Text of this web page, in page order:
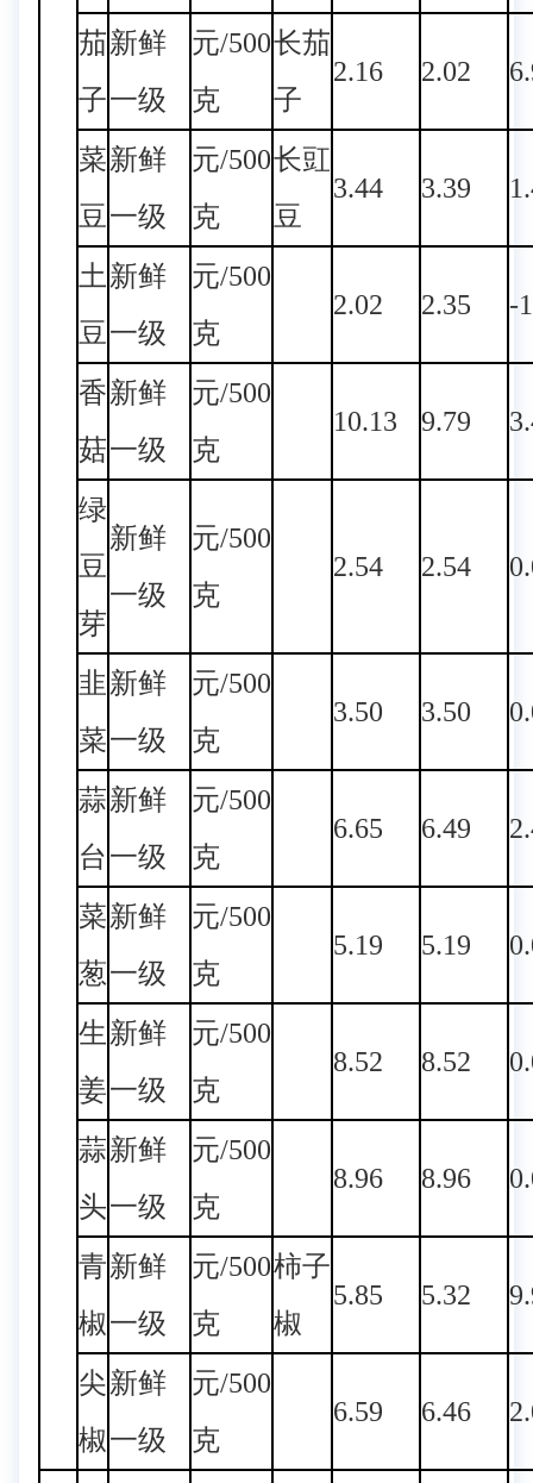
茄
子
新鲜
一级
元/500
克
长茄
子
2.16 2.02
菜
豆
新鲜
一级
元/500
克
长豇
豆
3.44 3.39
土
豆
新鲜
一级
元/500
克
2.02 2.35 -
香
菇
新鲜
一级
元/500
克
10.13 9.79
绿
豆
芽
新鲜
一级
元/500
克
2.54 2.54
韭
菜
新鲜
一级
元/500
克
3.50 3.50
蒜
台
新鲜
一级
元/500
克
6.65 6.49
菜
葱
新鲜
一级
元/500
克
5.19 5.19
生
姜
新鲜
一级
元/500
克
8.52 8.52
蒜
头
新鲜
一级
元/500
克
8.96 8.96
青
椒
新鲜
一级
元/500
克
柿子
椒
5.85 5.32
尖
椒
新鲜
一级
元/500
克
6.59 6.46